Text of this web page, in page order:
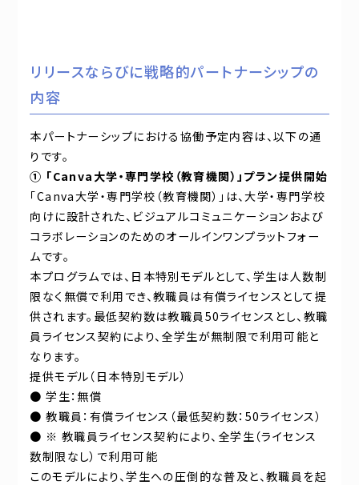
リリースならびに戦略的パートナーシップの
内容
本パートナーシップにおける協働予定内容は、以下の通
りです。
① 「Canva大学・専門学校（教育機関）」プラン提供開始
「Canva大学・専門学校（教育機関）」は、大学・専門学校
向けに設計された、ビジュアルコミュニケーションおよび
コラボレーションのためのオールインワンプラットフォー
ムです。
本プログラムでは、日本特別モデルとして、学生は人数制
限なく無償で利用でき、教職員は有償ライセンスとして提
供されます。最低契約数は教職員50ライセンスとし、教職
員ライセンス契約により、全学生が無制限で利用可能と
なります。
提供モデル（日本特別モデル）
● 学生：無償
● 教職員：有償ライセンス（最低契約数：50ライセンス）
● ※ 教職員ライセンス契約により、全学生（ライセンス
数制限なし）で利用可能
このモデルにより、学生への圧倒的な普及と、教職員を起